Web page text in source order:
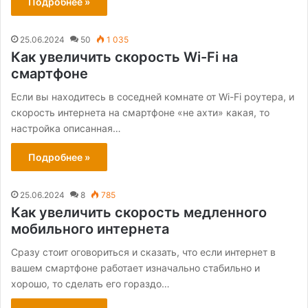
25.06.2024 50 1 035
Как увеличить скорость Wi-Fi на
смартфоне
Если вы находитесь в соседней комнате от Wi-Fi роутера, и
скорость интернета на смартфоне «не ахти» какая, то
настройка описанная…
Подробнее »
25.06.2024 8 785
Как увеличить скорость медленного
мобильного интернета
Сразу стоит оговориться и сказать, что если интернет в
вашем смартфоне работает изначально стабильно и
хорошо, то сделать его гораздо…